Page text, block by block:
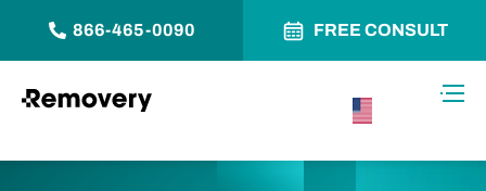
866-465-0090 FREE CONSULT